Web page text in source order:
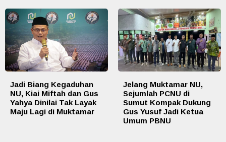
Jadi Biang Kegaduhan
NU, Kiai Miftah dan Gus
Yahya Dinilai Tak Layak
Maju Lagi di Muktamar
Jelang Muktamar NU,
Sejumlah PCNU di
Sumut Kompak Dukung
Gus Yusuf Jadi Ketua
Umum PBNU